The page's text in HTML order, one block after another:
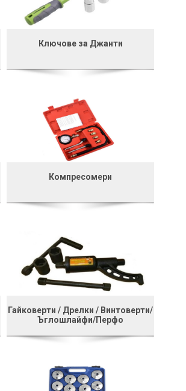
Ключове за Джанти
Компресомери
Гайковерти / Дрелки / Винтоверти/
Ъглошлайфи/Перфо